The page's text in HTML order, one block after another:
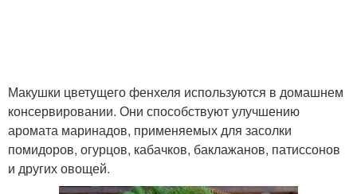
Макушки цветущего фенхеля используются в домашнем
консервировании. Они способствуют улучшению
аромата маринадов, применяемых для засолки
помидоров, огурцов, кабачков, баклажанов, патиссонов
и других овощей.